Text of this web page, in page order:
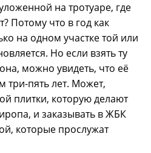
на тротуаре, где
Потому что в год как
на одном участке той или
Но если взять ту
можно увидеть, что её
три-пять лет. Может,
плитки, которую делают
и заказывать в ЖБК
которые прослужат